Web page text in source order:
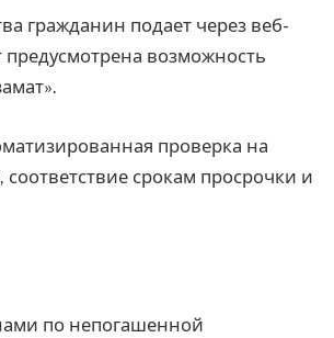
гражданин подает через веб-
предусмотрена возможность
проверка на
срокам просрочки и
по непогашенной